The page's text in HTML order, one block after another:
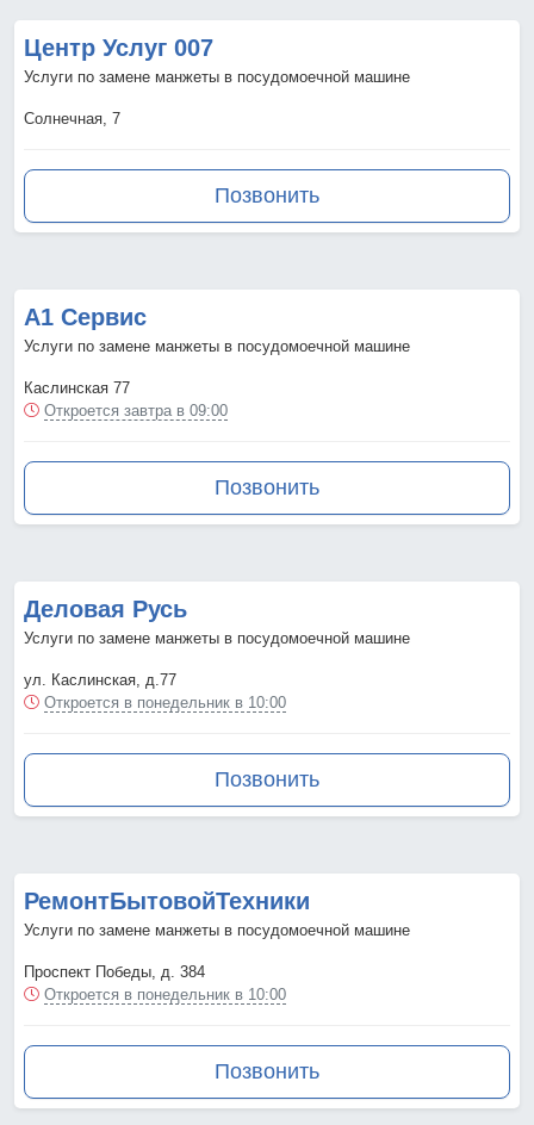
Центр Услуг 007
Услуги по замене манжеты в посудомоечной машине
Солнечная, 7
Позвонить
А1 Сервис
Услуги по замене манжеты в посудомоечной машине
Каслинская 77
Откроется завтра в 09:00
Позвонить
Деловая Русь
Услуги по замене манжеты в посудомоечной машине
ул. Каслинская, д.77
Откроется в понедельник в 10:00
Позвонить
РемонтБытовойТехники
Услуги по замене манжеты в посудомоечной машине
Проспект Победы, д. 384
Откроется в понедельник в 10:00
Позвонить